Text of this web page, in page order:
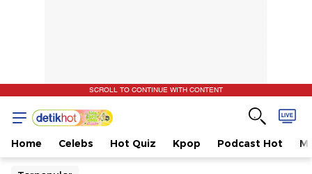
SCROLL TO CONTINUE WITH CONTENT
Home Celebs Hot Quiz Kpop Podcast Hot